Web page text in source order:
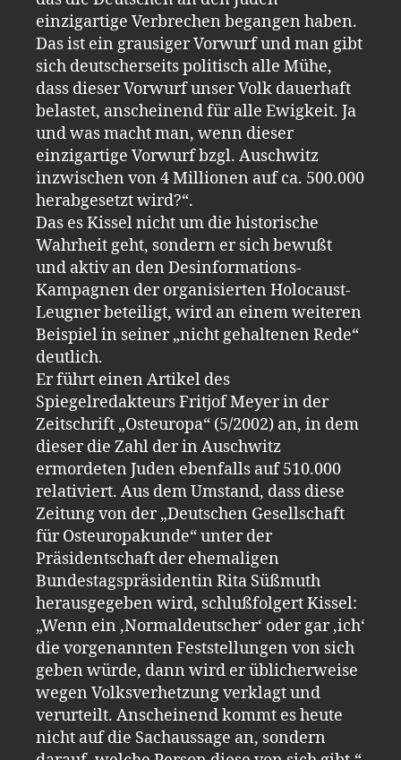
einzigartige Verbrechen begangen haben.
Das ist ein grausiger Vorwurf und man gibt
sich deutscherseits politisch alle Mühe,
dass dieser Vorwurf unser Volk dauerhaft
belastet, anscheinend für alle Ewigkeit. Ja
und was macht man, wenn dieser
einzigartige Vorwurf bzgl. Auschwitz
inzwischen von 4 Millionen auf ca. 500.000
herabgesetzt wird?“.
Das es Kissel nicht um die historische
Wahrheit geht, sondern er sich bewußt
und aktiv an den Desinformations-
Kampagnen der organisierten Holocaust-
Leugner beteiligt, wird an einem weiteren
Beispiel in seiner „nicht gehaltenen Rede“
deutlich.
Er führt einen Artikel des
Spiegelredakteurs Fritjof Meyer in der
Zeitschrift „Osteuropa“ (5/2002) an, in dem
dieser die Zahl der in Auschwitz
ermordeten Juden ebenfalls auf 510.000
relativiert. Aus dem Umstand, dass diese
Zeitung von der „Deutschen Gesellschaft
für Osteuropakunde“ unter der
Präsidentschaft der ehemaligen
Bundestagspräsidentin Rita Süßmuth
herausgegeben wird, schlußfolgert Kissel:
„Wenn ein ‚Normaldeutscher‘ oder gar ‚ich‘
die vorgenannten Feststellungen von sich
geben würde, dann wird er üblicherweise
wegen Volksverhetzung verklagt und
verurteilt. Anscheinend kommt es heute
nicht auf die Sachaussage an, sondern